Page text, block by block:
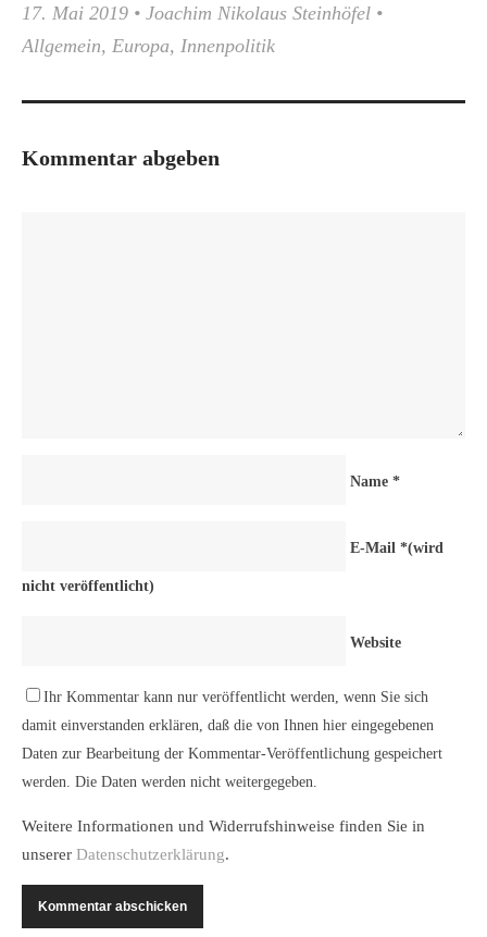
17. Mai 2019 • Joachim Nikolaus Steinhöfel •
Allgemein, Europa, Innenpolitik
Kommentar abgeben
Name *
E-Mail *(wird
nicht veröffentlicht)
Website
Ihr Kommentar kann nur veröffentlicht werden, wenn Sie sich
damit einverstanden erklären, daß die von Ihnen hier eingegebenen
Daten zur Bearbeitung der Kommentar-Veröffentlichung gespeichert
werden. Die Daten werden nicht weitergegeben.
Weitere Informationen und Widerrufshinweise finden Sie in
unserer Datenschutzerklärung.